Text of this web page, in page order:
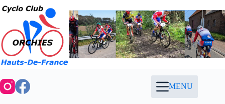
Passer
au
contenu
MENU